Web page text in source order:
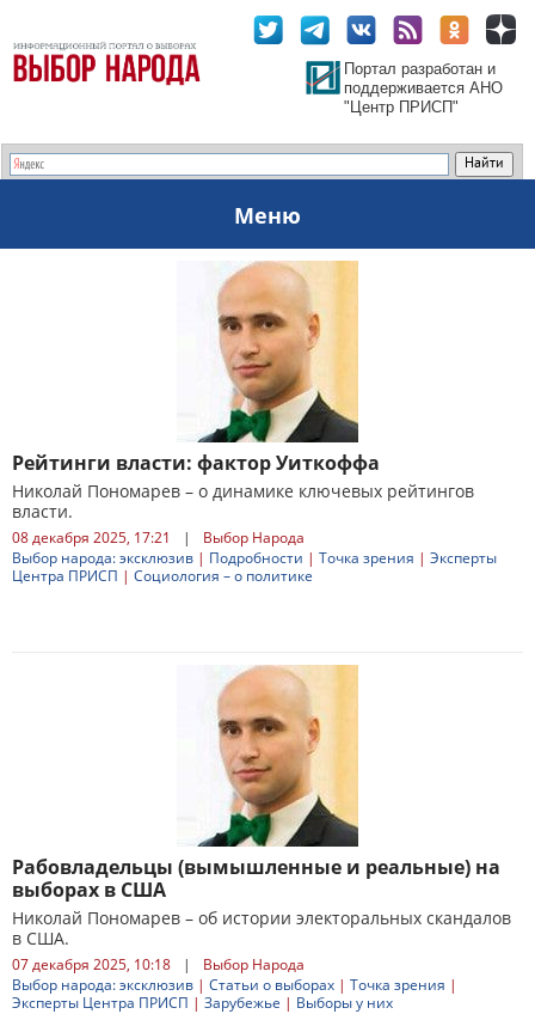
Портал разработан и
поддерживается АНО
"Центр ПРИСП"
Меню
Рейтинги власти: фактор Уиткоффа
Николай Пономарев – о динамике ключевых рейтингов
власти.
08 декабря 2025, 17:21 |
Выбор Народа
Выбор народа: эксклюзив | Подробности | Точка зрения | Эксперты
Центра ПРИСП | Социология – о политике
Рабовладельцы (вымышленные и реальные) на
выборах в США
Николай Пономарев – об истории электоральных скандалов
в США.
07 декабря 2025, 10:18 |
Выбор Народа
Выбор народа: эксклюзив | Статьи о выборах | Точка зрения |
Эксперты Центра ПРИСП | Зарубежье | Выборы у них